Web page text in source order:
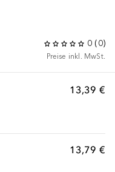
0 (0)
Preise inkl. MwSt.
13,39 €
13,79 €